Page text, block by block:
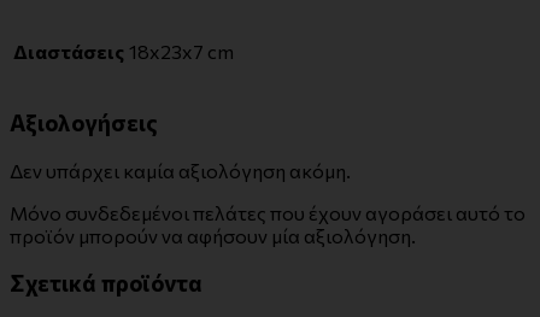
Διαστάσεις 18x23x7 cm
Αξιολογήσεις
Δεν υπάρχει καμία αξιολόγηση ακόμη.
Μόνο συνδεδεμένοι πελάτες που έχουν αγοράσει αυτό το
προϊόν μπορούν να αφήσουν μία αξιολόγηση.
Σχετικά προϊόντα